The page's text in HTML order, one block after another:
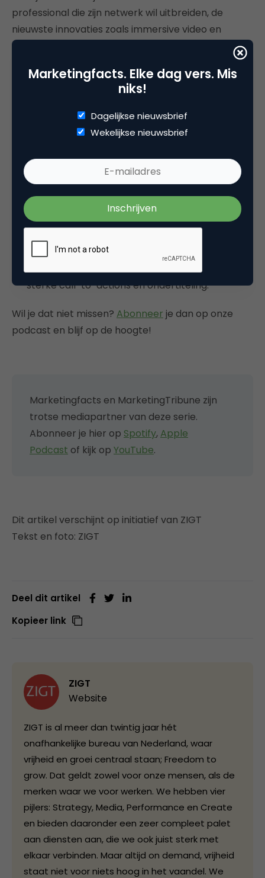
professional die zijn netwerk wil uitbreiden, de
nieuwste innovaties zoals immersive video en
generative AI maken LinkedIn relevanter dan ooit.
veranderen, en daarmee verandert ook hoe wij
professionals helpen groeien.”
Aan de slag als marketeer:
welke videocontent het meeste engagement
oplevert. (Let op: LinkedIn kiest of je video in de
feature te zien is).
Experimenteer met AI-tools zoals ‘accelerate
campagnes effectiever te maken.
Investeer in korte, krachtige videocontent met
sterke call-to-actions en ondertiteling.
Wil je dat niet missen? Abonneer je dan op onze
podcast en blijf op de hoogte!
Marketingfacts en MarketingTribune zijn
trotse mediapartner van deze serie.
Abonneer je hier op Spotify, Apple
Podcast of kijk op YouTube.
Dit artikel verschijnt op initiatief van ZIGT
Tekst en foto: ZIGT
Deel dit artikel
Kopieer link
ZIGT
Website
ZIGT is al meer dan twintig jaar hét
onafhankelijke bureau van Nederland, waar
vrijheid en groei centraal staan; Freedom to
grow. Dat geldt zowel voor onze mensen, als de
merken waar we voor werken. We hebben vier
pijlers: Strategy, Media, Performance en Create
en bieden daaronder een zeer compleet palet
aan diensten aan, die we ook juist sterk met
elkaar verbinden. Maar altijd on demand, vrijheid
staat niet voor niets hoog in het vaandel. We
Marketingfacts. Elke dag vers. Mis
niks!
Dagelijkse nieuwsbrief
Wekelijkse nieuwsbrief